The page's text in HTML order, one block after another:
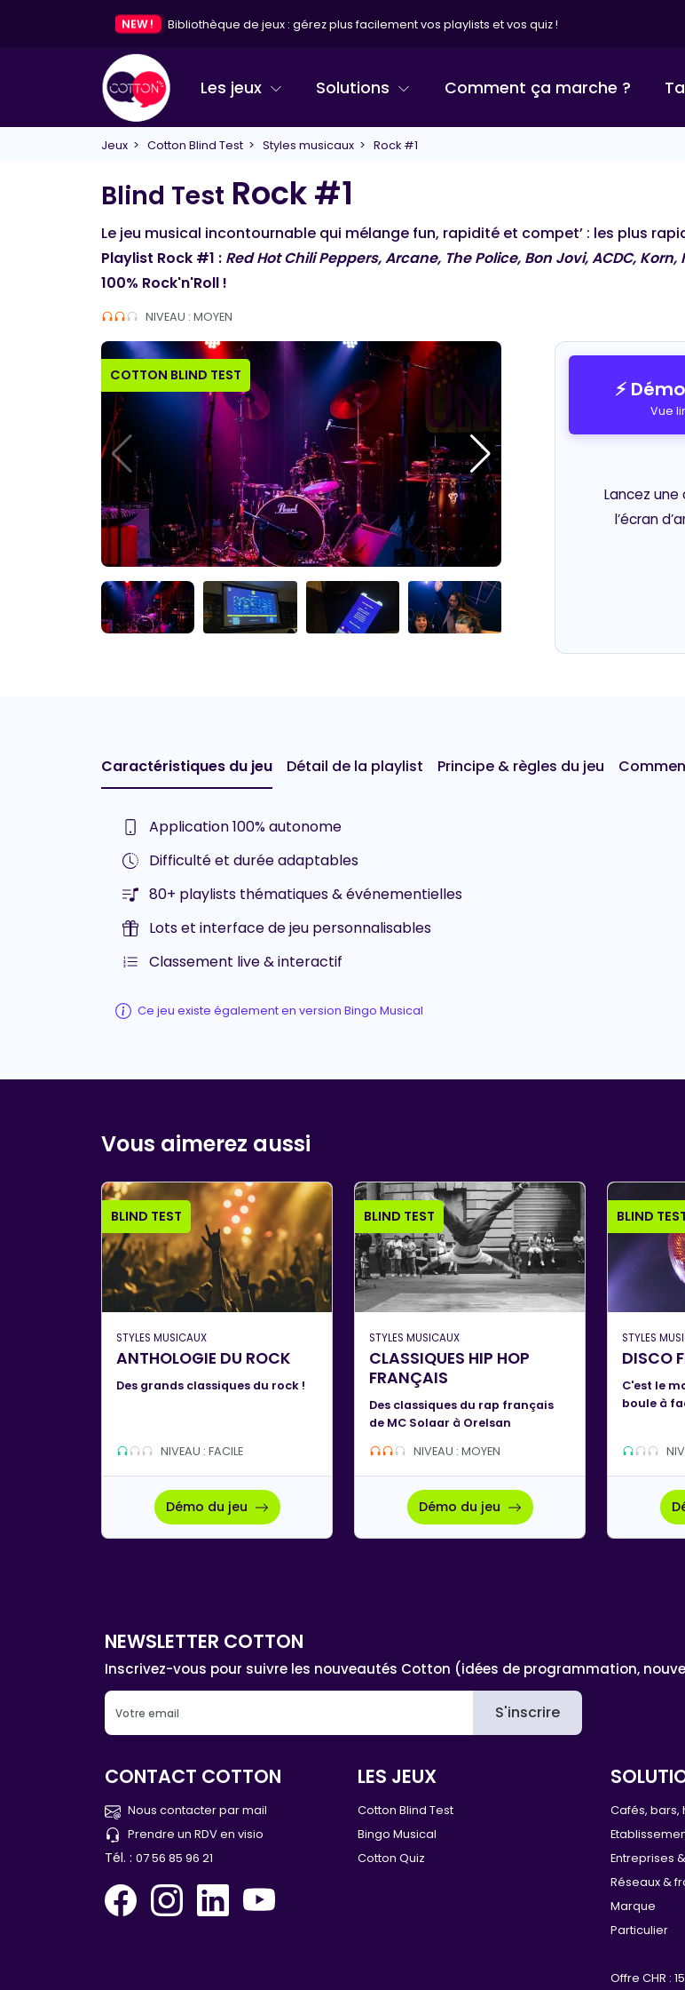
NEW ! Bibliothèque de jeux : gérez plus facilement vos playlists et vos quiz !
Les jeux Solutions Comment ça marche ?
Jeux > Cotton Blind Test > Styles musicaux > Rock #1
Blind Test Rock #1
Le jeu musical incontournable qui mélange fun, rapidité et compet’ : les plus
Playlist Rock #1 : Red Hot Chili Peppers, Arcane, The Police, Bon Jovi, ACDC,
100% Rock'n'Roll !
NIVEAU : MOYEN
COTTON BLIND TEST
⚡
Vue
Lancez
l’écran
Caractéristiques du jeu Détail de la playlist Principe & règles du jeu
Application 100% autonome
Difficulté et durée adaptables
80+ playlists thématiques & événementielles
Lots et interface de jeu personnalisables
Classement live & interactif
Ce jeu existe également en version Bingo Musical
Vous aimerez aussi
BLIND TEST
STYLES MUSICAUX
ANTHOLOGIE DU ROCK
Des grands classiques du rock !
NIVEAU : FACILE
Démo du jeu
BLIND TEST
STYLES MUSICAUX
CLASSIQUES HIP HOP
FRANÇAIS
Des classiques du rap français
de MC Solaar à Orelsan
NIVEAU : MOYEN
Démo du jeu
BLIND
STYLES
DISCO
C'est le
boule à
NEWSLETTER COTTON
Inscrivez-vous pour suivre les nouveautés Cotton (idées de programmation,
S'inscrire
CONTACT COTTON
Nous contacter par mail
Prendre un RDV en visio
Tél. : 07 56 85 96 21
LES JEUX
Cotton Blind Test
Bingo Musical
Cotton Quiz
Cafés, bars,
Entreprises
Réseaux &
Marque
Particulier
Offre CHR :